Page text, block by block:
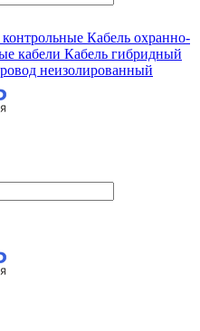
Кабель охранно-
кабели Кабель гибридный
неизолированный